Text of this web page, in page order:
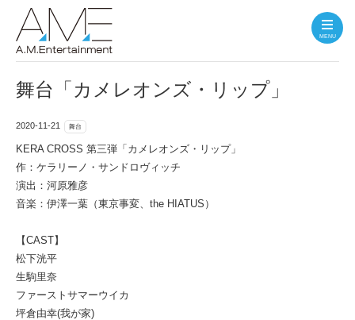
MENU
舞台「カメレオンズ・リップ」
2020-11-21 舞台
KERA CROSS 第三弾「カメレオンズ・リップ」
作：ケラリーノ・サンドロヴィッチ
演出：河原雅彦
音楽：伊澤一葉（東京事変、the HIATUS）
【CAST】
松下洸平
生駒里奈
ファーストサマーウイカ
坪倉由幸(我が家)